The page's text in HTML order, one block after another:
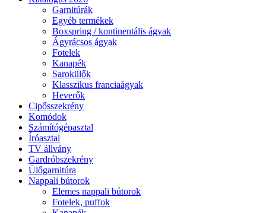
Garnitúrák
Egyéb termékek
Boxspring / kontinentális ágyak
Ágyrácsos ágyak
Fotelek
Kanapék
Sarokülők
Klasszikus franciaágyak
Heverők
Cipősszekrény
Komódok
Számítógépasztal
Íróasztal
TV állvány
Gardróbszekrény
Ülőgarnitúra
Nappali bútorok
Elemes nappali bútorok
Fotelek, puffok